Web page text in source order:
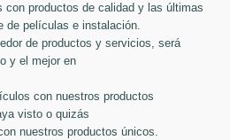
con productos de calidad y las últimas
de películas e instalación.
de productos y servicios, será
y el mejor en
con nuestros productos
visto o quizás
nuestros productos únicos.